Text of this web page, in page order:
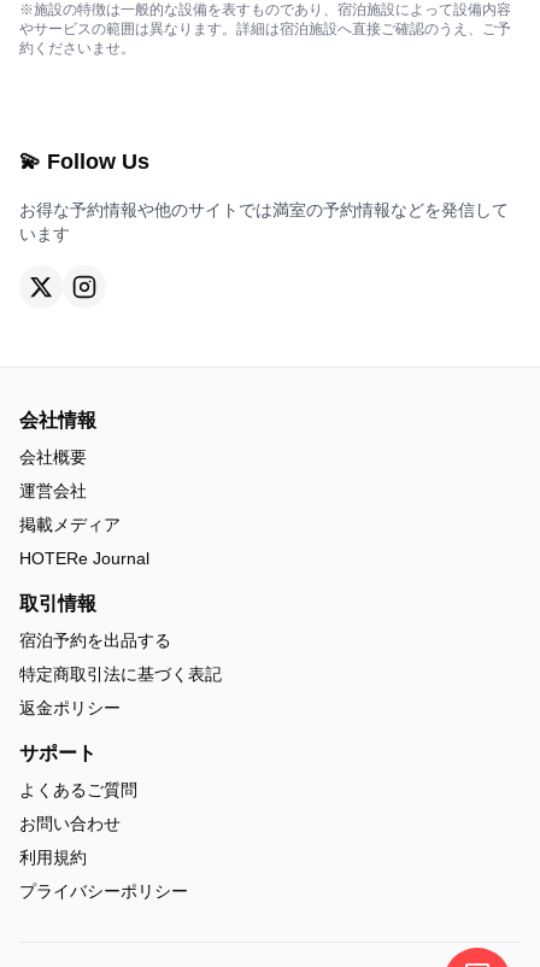
※施設の特徴は一般的な設備を表すものであり、宿泊施設によって設備内容
やサービスの範囲は異なります。詳細は宿泊施設へ直接ご確認のうえ、ご予
約くださいませ。
💫 Follow Us
お得な予約情報や他のサイトでは満室の予約情報などを発信して
います
会社情報
会社概要
運営会社
掲載メディア
HOTERe Journal
取引情報
宿泊予約を出品する
特定商取引法に基づく表記
返金ポリシー
サポート
よくあるご質問
お問い合わせ
利用規約
プライバシーポリシー